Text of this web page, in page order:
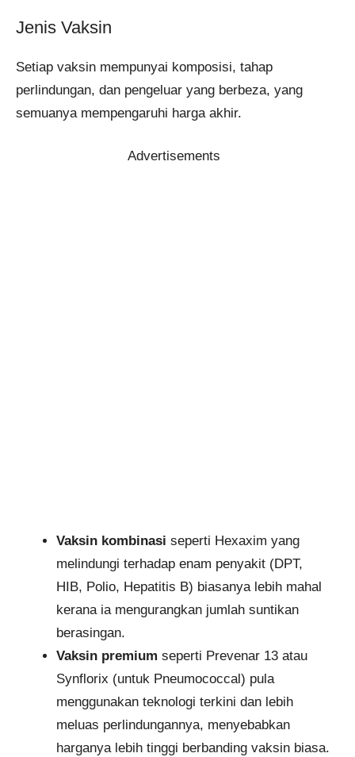
Jenis Vaksin
Setiap vaksin mempunyai komposisi, tahap
perlindungan, dan pengeluar yang berbeza, yang
semuanya mempengaruhi harga akhir.
Advertisements
Vaksin kombinasi seperti Hexaxim yang
melindungi terhadap enam penyakit (DPT,
HIB, Polio, Hepatitis B) biasanya lebih mahal
kerana ia mengurangkan jumlah suntikan
berasingan.
Vaksin premium seperti Prevenar 13 atau
Synflorix (untuk Pneumococcal) pula
menggunakan teknologi terkini dan lebih
meluas perlindungannya, menyebabkan
harganya lebih tinggi berbanding vaksin biasa.